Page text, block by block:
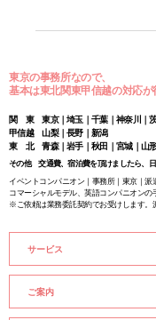
東京の事務所なので、
基本は東北関東甲信越の対応が
関 東 東京｜埼玉｜千葉｜神奈川｜
甲信越 山梨｜長野｜新潟
東 北 青森｜岩手｜秋田｜宮城｜山
その他 交通費、宿泊費を頂けましたら、日
イベントコンパニオン｜事務所｜東京｜派
コマーシャルモデル、英語コンパニオンの
※ご依頼は業務委託契約でお受けします。
サービス
ご案内